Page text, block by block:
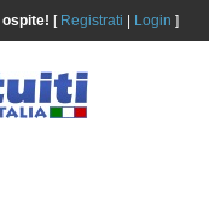
ospite! [ Registrati Login ]